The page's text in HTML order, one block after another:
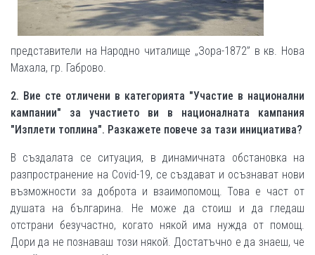
представители на Народно читалище „Зора-1872” в кв. Нова
Махала, гр. Габрово.
2. Вие сте отличени в категорията "Участие в национални
кампании" за участието ви в националната кампания
"Изплети топлина". Разкажете повече за тази инициатива?
В създалата се ситуация, в динамичната обстановка на
разпространение на Covid-19, се създават и осъзнават нови
възможности за доброта и взаимопомощ. Това е част от
душата на българина. Не може да стоиш и да гледаш
отстрани безучастно, когато някой има нужда от помощ.
Дори да не познаваш този някой. Достатъчно е да знаеш, че